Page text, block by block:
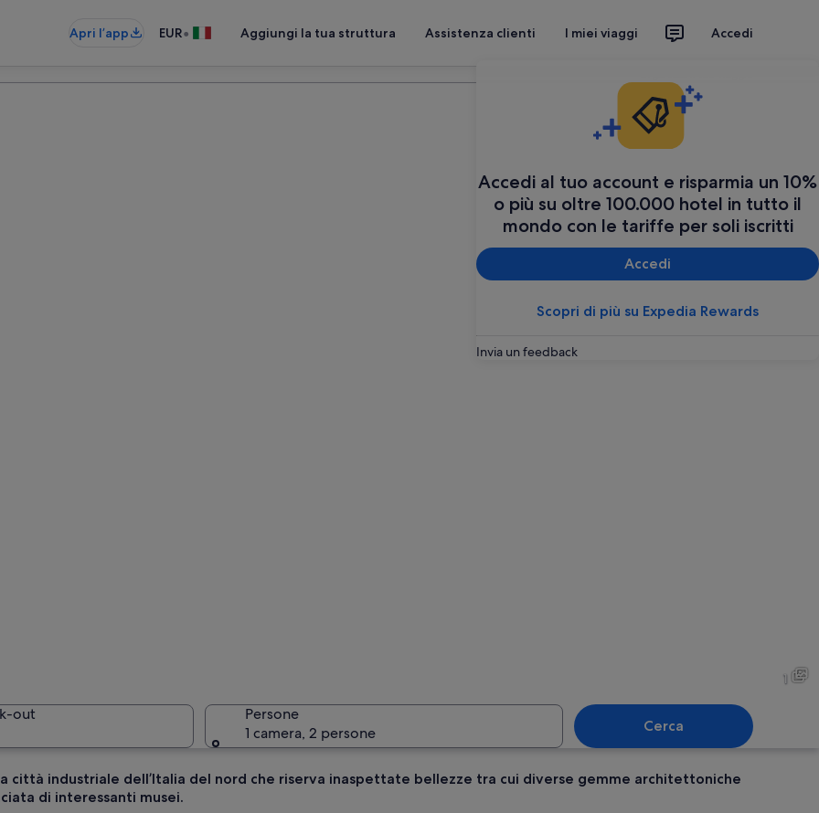
Apri l’app EUR• Aggiungi la tua struttura Assistenza clienti I miei viaggi Accedi
Accedi al tuo account e risparmia un 10%
o più su oltre 100.000 hotel in tutto il
mondo con le tariffe per soli iscritti
Accedi
Scopri di più su Expedia Rewards
Invia un feedback
1
out
Persone
1 camera, 2 persone
Cerca
città industriale dell’Italia del nord che riserva inaspettate bellezze tra cui diverse gemme architettoniche
di interessanti musei.